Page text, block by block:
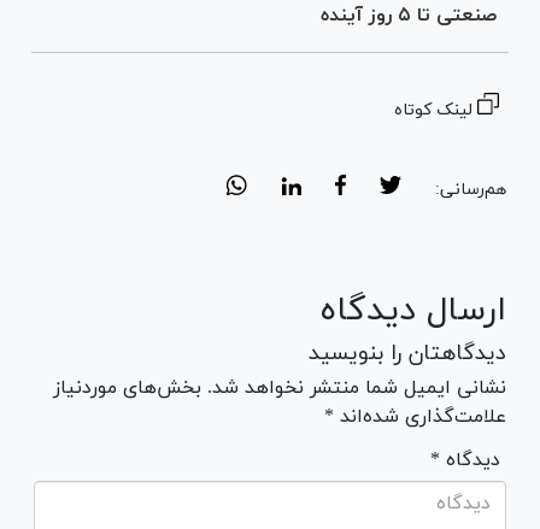
صنعتی تا ۵ روز آینده
لینک کوتاه
هم‌رسانی:
ارسال دیدگاه
دیدگاهتان را بنویسید
نشانی ایمیل شما منتشر نخواهد شد. بخش‌های موردنیاز
علامت‌گذاری شده‌اند *
* دیدگاه